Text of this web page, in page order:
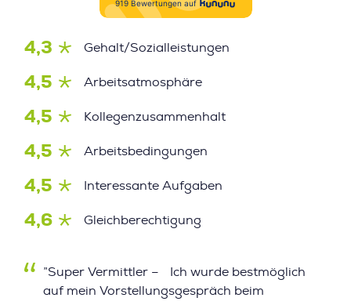
4,3 Gehalt/Sozialleistungen
4,5 Arbeitsatmosphäre
4,5 Kollegenzusammenhalt
4,5 Arbeitsbedingungen
4,5 Interessante Aufgaben
4,6 Gleichberechtigung
”Super Vermittler – Ich wurde bestmöglich
auf mein Vorstellungsgespräch beim